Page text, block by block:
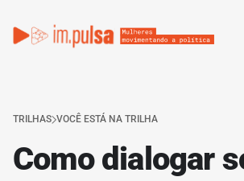
TRILHAS VOCÊ ESTÁ NA TRILHA
Como dialogar